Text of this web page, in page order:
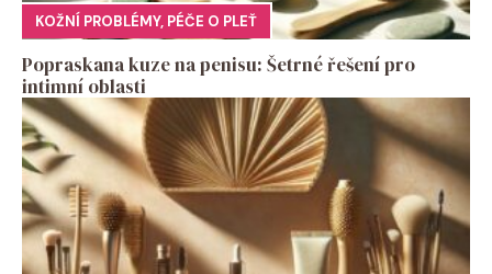
KOŽNÍ PROBLÉMY, PÉČE O PLEŤ
Popraskana kuze na penisu: Šetrné řešení pro
intimní oblasti